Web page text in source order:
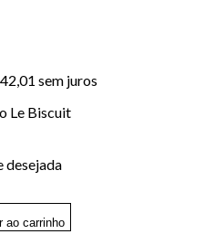
sem juros
Le Biscuit
desejada
ao carrinho